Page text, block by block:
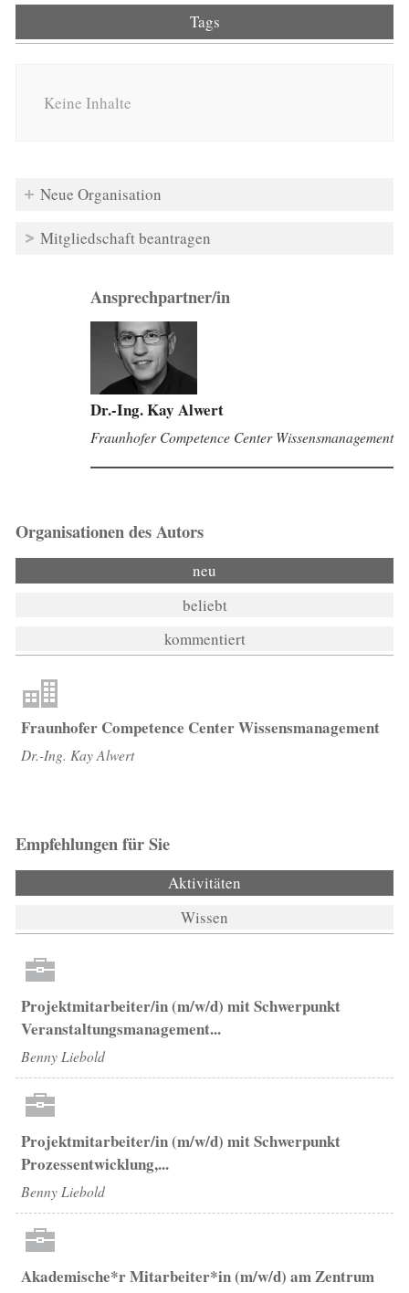
Tags
Keine Inhalte
Neue Organisation
Mitgliedschaft beantragen
Ansprechpartner/in
Dr.-Ing. Kay Alwert
Fraunhofer Competence Center Wissensmanagement
Organisationen des Autors
neu
beliebt
kommentiert
Fraunhofer Competence Center Wissensmanagement
Dr.-Ing. Kay Alwert
Empfehlungen für Sie
Aktivitäten
Wissen
Projektmitarbeiter/in (m/w/d) mit Schwerpunkt
Veranstaltungsmanagement...
Benny Liebold
Projektmitarbeiter/in (m/w/d) mit Schwerpunkt
Prozessentwicklung,...
Benny Liebold
Akademische*r Mitarbeiter*in (m/w/d) am Zentrum